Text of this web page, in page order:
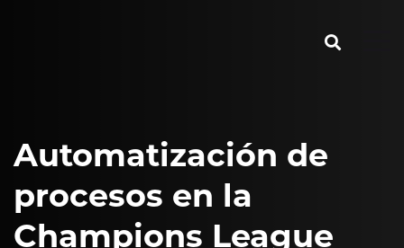
Automatización de
procesos en la
Champions League